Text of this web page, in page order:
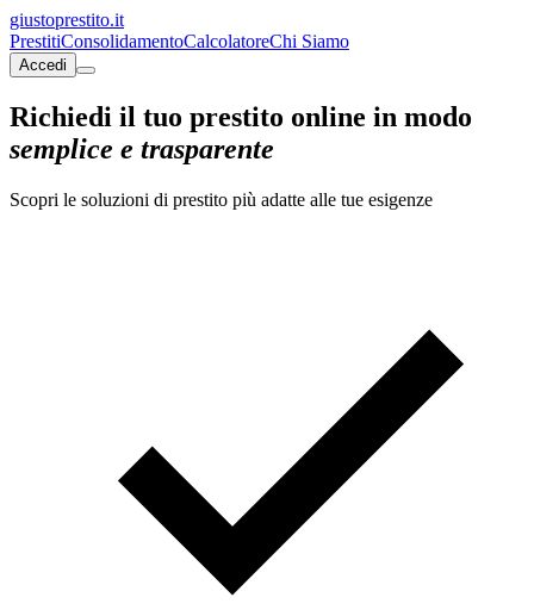
giustoprestito.it
PrestitiConsolidamentoCalcolatoreChi Siamo
Accedi
Richiedi il tuo prestito online in modo
semplice e trasparente
Scopri le soluzioni di prestito più adatte alle tue esigenze